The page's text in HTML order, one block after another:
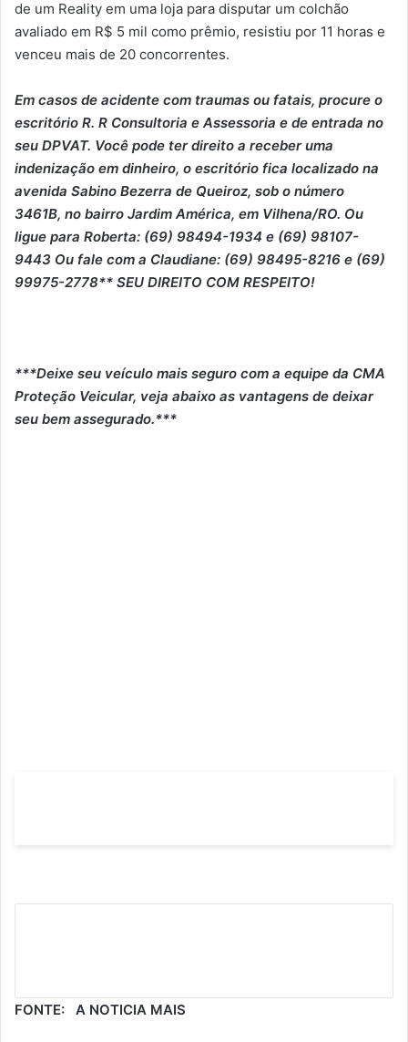
de um Reality em uma loja para disputar um colchão
avaliado em R$ 5 mil como prêmio, resistiu por 11 horas e
venceu mais de 20 concorrentes.
Em casos de acidente com traumas ou fatais, procure o
escritório R. R Consultoria e Assessoria e de entrada no
seu DPVAT. Você pode ter direito a receber uma
indenização em dinheiro, o escritório fica localizado na
avenida Sabino Bezerra de Queiroz, sob o número
3461B, no bairro Jardim América, em Vilhena/RO. Ou
ligue para Roberta: (69) 98494-1934 e (69) 98107-
9443 Ou fale com a Claudiane: (69) 98495-8216 e (69)
99975-2778** SEU DIREITO COM RESPEITO!
***Deixe seu veículo mais seguro com a equipe da CMA
Proteção Veicular, veja abaixo as vantagens de deixar
seu bem assegurado.***
FONTE: A NOTICIA MAIS